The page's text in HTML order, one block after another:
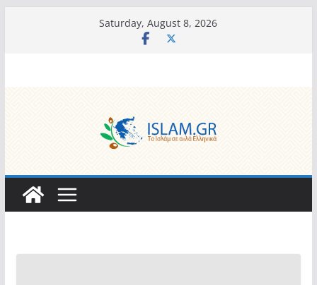
Saturday, August 8, 2026